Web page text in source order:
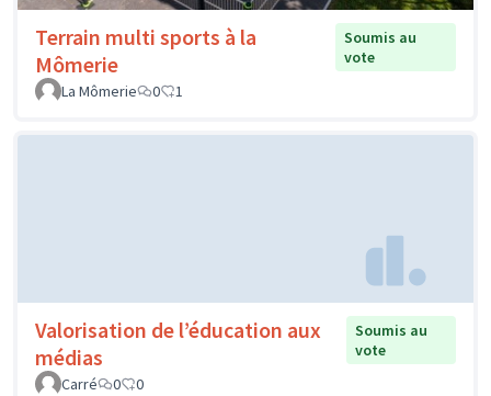
Terrain multi sports à la
Mômerie
Soumis au
vote
La Mômerie
0 1
Valorisation de l’éducation aux
médias
Soumis au
vote
Carré
0 0